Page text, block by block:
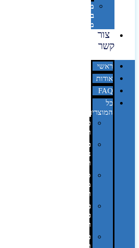
מיתוג
באמצעות
מדבקות
צור
קשר
ראשי
אודות
FAQ
כל
המוצרים
טכנולוגיה
וגאדג'טים
פנאי,
נופש
ונסיעות
סביבת
משרד
ופרימיום
כלים,
פנסים
ורכב
טקסטיל
וחורף